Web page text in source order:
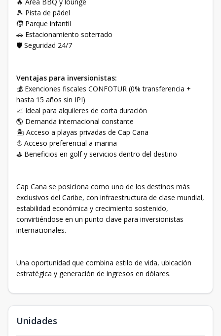
🎾 Pista de pádel
🧒 Parque infantil
🚗 Estacionamiento soterrado
🛡️ Seguridad 24/7
Ventajas para inversionistas:
💰 Exenciones fiscales CONFOTUR (0% transferencia +
hasta 15 años sin IPI)
📈 Ideal para alquileres de corta duración
🌎 Demanda internacional constante
🏝️ Acceso a playas privadas de Cap Cana
⛵ Acceso preferencial a marina
⛳ Beneficios en golf y servicios dentro del destino
Cap Cana se posiciona como uno de los destinos más
exclusivos del Caribe, con infraestructura de clase mundial,
estabilidad económica y crecimiento sostenido,
convirtiéndose en un punto clave para inversionistas
internacionales.
Una oportunidad que combina estilo de vida, ubicación
estratégica y generación de ingresos en dólares.
Unidades